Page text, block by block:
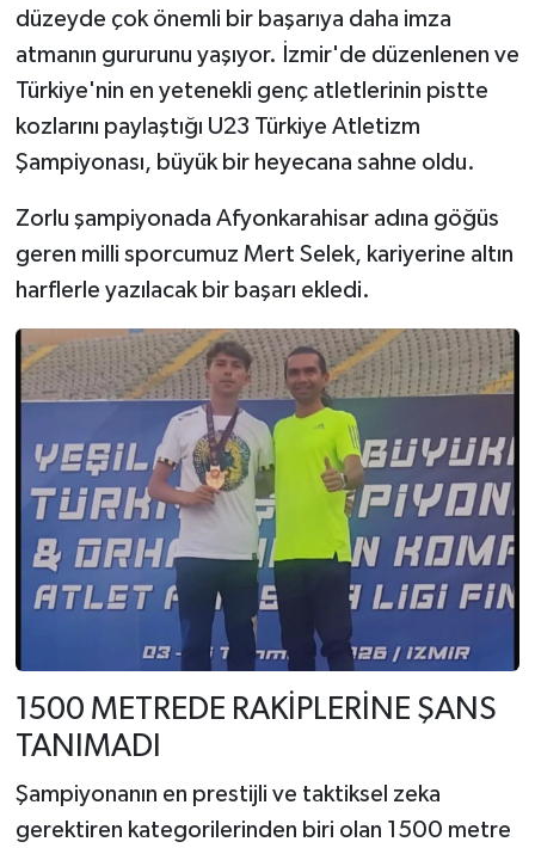
düzeyde çok önemli bir başarıya daha imza
atmanın gururunu yaşıyor. İzmir'de düzenlenen ve
Türkiye'nin en yetenekli genç atletlerinin pistte
kozlarını paylaştığı U23 Türkiye Atletizm
Şampiyonası, büyük bir heyecana sahne oldu.
Zorlu şampiyonada Afyonkarahisar adına göğüs
geren milli sporcumuz Mert Selek, kariyerine altın
harflerle yazılacak bir başarı ekledi.
1500 METREDE RAKİPLERİNE ŞANS
TANIMADI
Şampiyonanın en prestijli ve taktiksel zeka
gerektiren kategorilerinden biri olan 1500 metre